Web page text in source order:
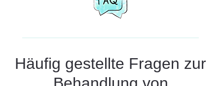
Häufig gestellte Fragen zur